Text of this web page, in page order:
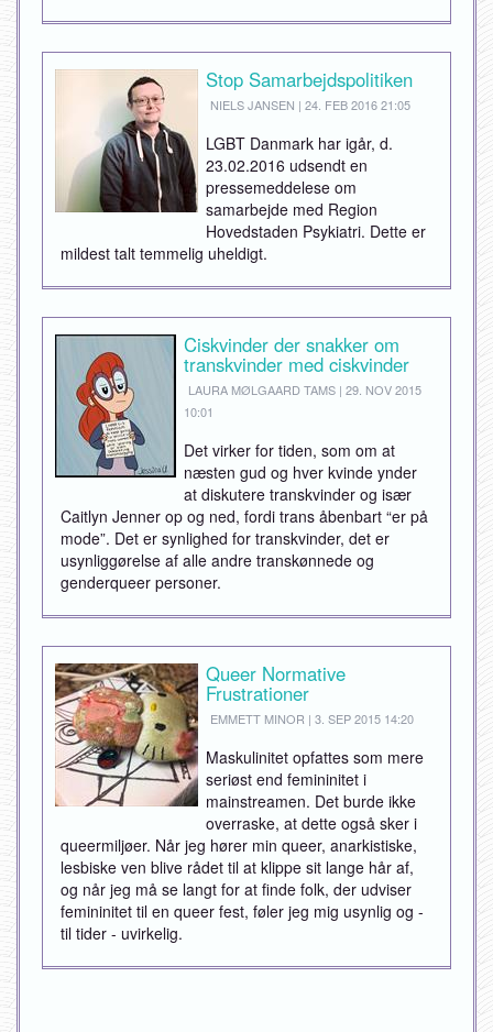
Stop Samarbejdspolitiken
NIELS JANSEN | 24. FEB 2016 21:05
LGBT Danmark har igår, d.
23.02.2016 udsendt en
pressemeddelese om
samarbejde med Region
Hovedstaden Psykiatri. Dette er
mildest talt temmelig uheldigt.
Ciskvinder der snakker om
transkvinder med ciskvinder
LAURA MØLGAARD TAMS | 29. NOV 2015
10:01
Det virker for tiden, som om at
næsten gud og hver kvinde ynder
at diskutere transkvinder og især
Caitlyn Jenner op og ned, fordi trans åbenbart “er på
mode”. Det er synlighed for transkvinder, det er
usynliggørelse af alle andre transkønnede og
genderqueer personer.
Queer Normative
Frustrationer
EMMETT MINOR | 3. SEP 2015 14:20
Maskulinitet opfattes som mere
seriøst end femininitet i
mainstreamen. Det burde ikke
overraske, at dette også sker i
queermiljøer. Når jeg hører min queer, anarkistiske,
lesbiske ven blive rådet til at klippe sit lange hår af,
og når jeg må se langt for at finde folk, der udviser
femininitet til en queer fest, føler jeg mig usynlig og -
til tider - uvirkelig.